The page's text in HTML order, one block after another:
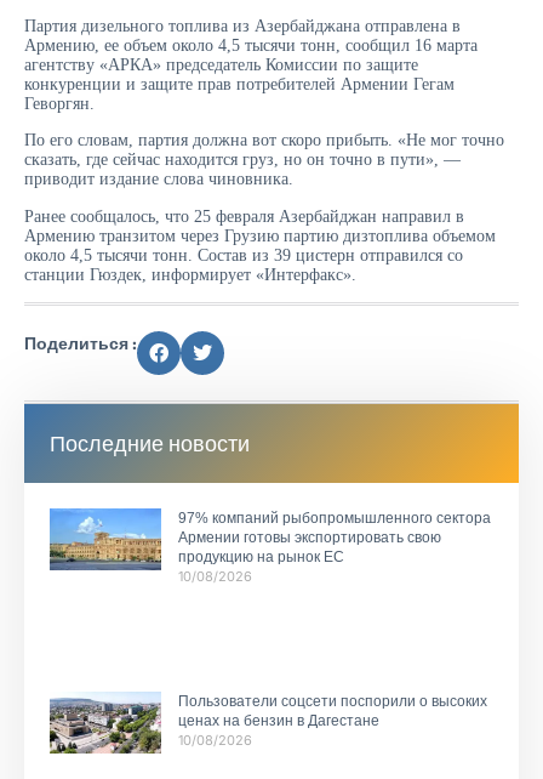
Партия дизельного топлива из Азербайджана отправлена в
Армению, ее объем около 4,5 тысячи тонн, сообщил 16 марта
агентству «АРКА» председатель Комиссии по защите
конкуренции и защите прав потребителей Армении Гегам
Геворгян.
По его словам, партия должна вот скоро прибыть. «Не мог точно
сказать, где сейчас находится груз, но он точно в пути», —
приводит издание слова чиновника.
Ранее сообщалось, что 25 февраля Азербайджан направил в
Армению транзитом через Грузию партию дизтоплива объемом
около 4,5 тысячи тонн. Состав из 39 цистерн отправился со
станции Гюздек, информирует «Интерфакс».
Поделиться :
Последние новости
97% компаний рыбопромышленного сектора
Армении готовы экспортировать свою
продукцию на рынок ЕС
10/08/2026
Пользователи соцсети поспорили о высоких
ценах на бензин в Дагестане
10/08/2026